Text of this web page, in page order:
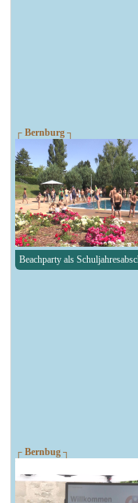
┌ Bernburg ┐
Beachparty als
┌ Bernbug ┐